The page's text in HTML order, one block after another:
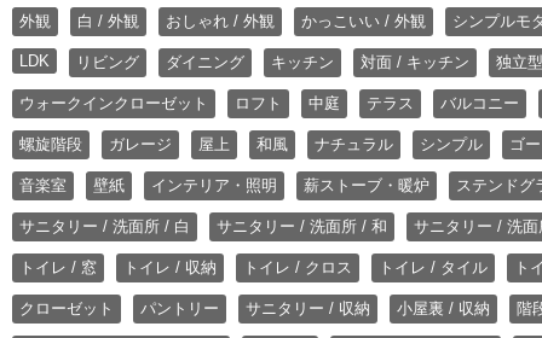
外観 白 / 外観 おしゃれ / 外観 かっこいい / 外観 シンプルモ
LDK リビング ダイニング キッチン 対面 / キッチン 独立
ウォークインクローゼット ロフト 中庭 テラス バルコニー
螺旋階段 ガレージ 屋上 和風 ナチュラル シンプル ゴ
音楽室 壁紙 インテリア・照明 薪ストーブ・暖炉 ステンドグ
サニタリー / 洗面所 / 白 サニタリー / 洗面所 / 和 サニタリー / 洗
トイレ / 窓 トイレ / 収納 トイレ / クロス トイレ / タイル ト
クローゼット パントリー サニタリー / 収納 小屋裏 / 収納 階